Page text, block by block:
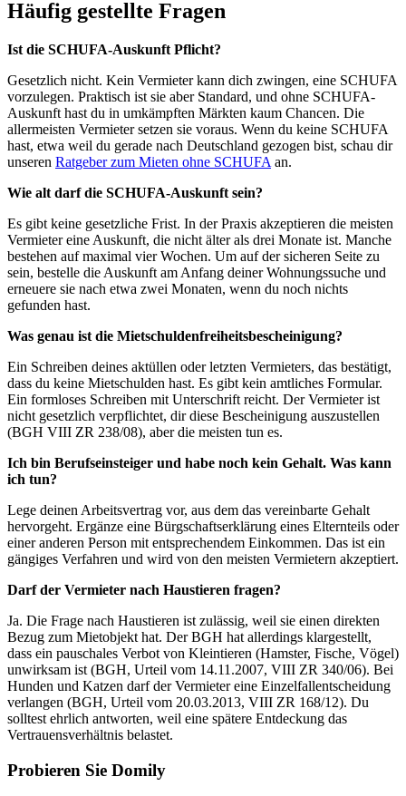
Häufig gestellte Fragen
Ist die SCHUFA-Auskunft Pflicht?
Gesetzlich nicht. Kein Vermieter kann dich zwingen, eine SCHUFA
vorzulegen. Praktisch ist sie aber Standard, und ohne SCHUFA-
Auskunft hast du in umkämpften Märkten kaum Chancen. Die
allermeisten Vermieter setzen sie voraus. Wenn du keine SCHUFA
hast, etwa weil du gerade nach Deutschland gezogen bist, schau dir
unseren Ratgeber zum Mieten ohne SCHUFA an.
Wie alt darf die SCHUFA-Auskunft sein?
Es gibt keine gesetzliche Frist. In der Praxis akzeptieren die meisten
Vermieter eine Auskunft, die nicht älter als drei Monate ist. Manche
bestehen auf maximal vier Wochen. Um auf der sicheren Seite zu
sein, bestelle die Auskunft am Anfang deiner Wohnungssuche und
erneuere sie nach etwa zwei Monaten, wenn du noch nichts
gefunden hast.
Was genau ist die Mietschuldenfreiheitsbescheinigung?
Ein Schreiben deines aktüllen oder letzten Vermieters, das bestätigt,
dass du keine Mietschulden hast. Es gibt kein amtliches Formular.
Ein formloses Schreiben mit Unterschrift reicht. Der Vermieter ist
nicht gesetzlich verpflichtet, dir diese Bescheinigung auszustellen
(BGH VIII ZR 238/08), aber die meisten tun es.
Ich bin Berufseinsteiger und habe noch kein Gehalt. Was kann
ich tun?
Lege deinen Arbeitsvertrag vor, aus dem das vereinbarte Gehalt
hervorgeht. Ergänze eine Bürgschaftserklärung eines Elternteils oder
einer anderen Person mit entsprechendem Einkommen. Das ist ein
gängiges Verfahren und wird von den meisten Vermietern akzeptiert.
Darf der Vermieter nach Haustieren fragen?
Ja. Die Frage nach Haustieren ist zulässig, weil sie einen direkten
Bezug zum Mietobjekt hat. Der BGH hat allerdings klargestellt,
dass ein pauschales Verbot von Kleintieren (Hamster, Fische, Vögel)
unwirksam ist (BGH, Urteil vom 14.11.2007, VIII ZR 340/06). Bei
Hunden und Katzen darf der Vermieter eine Einzelfallentscheidung
verlangen (BGH, Urteil vom 20.03.2013, VIII ZR 168/12). Du
solltest ehrlich antworten, weil eine spätere Entdeckung das
Vertrauensverhältnis belastet.
Probieren Sie Domily